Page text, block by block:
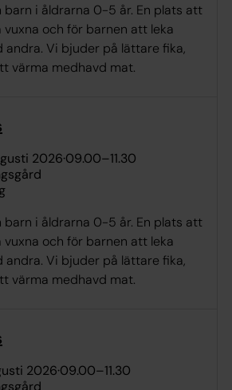
barn i åldrarna 0-5 år. En plats att
vuxna och för barnen att leka
andra. Vi bjuder på lättare fika,
värma medhavd mat.
2026·09.00–11.30
barn i åldrarna 0-5 år. En plats att
vuxna och för barnen att leka
andra. Vi bjuder på lättare fika,
värma medhavd mat.
2026·09.00–11.30